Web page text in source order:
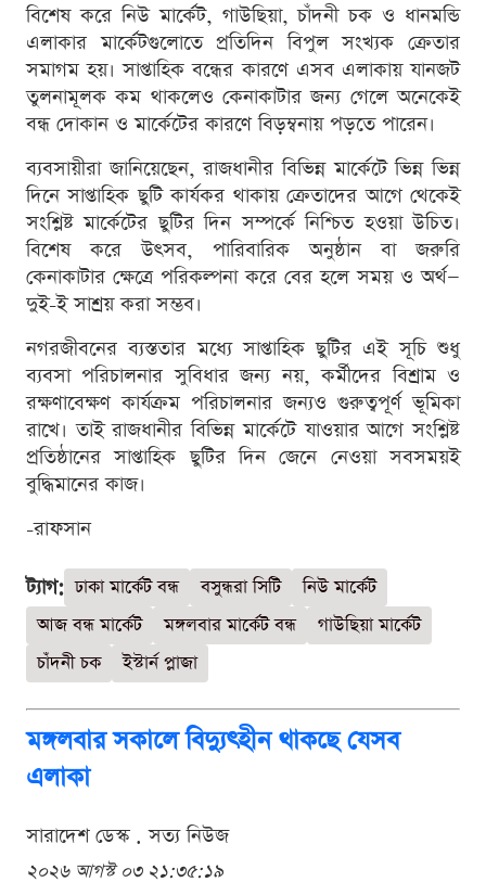
বিশেষ করে নিউ মার্কেট, গাউছিয়া, চাঁদনী চক ও ধানমন্ডি
এলাকার মার্কেটগুলোতে প্রতিদিন বিপুল সংখ্যক ক্রেতার
সমাগম হয়। সাপ্তাহিক বন্ধের কারণে এসব এলাকায় যানজট
তুলনামূলক কম থাকলেও কেনাকাটার জন্য গেলে অনেকেই
বন্ধ দোকান ও মার্কেটের কারণে বিড়ম্বনায় পড়তে পারেন।
ব্যবসায়ীরা জানিয়েছেন, রাজধানীর বিভিন্ন মার্কেটে ভিন্ন ভিন্ন
দিনে সাপ্তাহিক ছুটি কার্যকর থাকায় ক্রেতাদের আগে থেকেই
সংশ্লিষ্ট মার্কেটের ছুটির দিন সম্পর্কে নিশ্চিত হওয়া উচিত।
বিশেষ করে উৎসব, পারিবারিক অনুষ্ঠান বা জরুরি
কেনাকাটার ক্ষেত্রে পরিকল্পনা করে বের হলে সময় ও অর্থ—
দুই-ই সাশ্রয় করা সম্ভব।
নগরজীবনের ব্যস্ততার মধ্যে সাপ্তাহিক ছুটির এই সূচি শুধু
ব্যবসা পরিচালনার সুবিধার জন্য নয়, কর্মীদের বিশ্রাম ও
রক্ষণাবেক্ষণ কার্যক্রম পরিচালনার জন্যও গুরুত্বপূর্ণ ভূমিকা
রাখে। তাই রাজধানীর বিভিন্ন মার্কেটে যাওয়ার আগে সংশ্লিষ্ট
প্রতিষ্ঠানের সাপ্তাহিক ছুটির দিন জেনে নেওয়া সবসময়ই
বুদ্ধিমানের কাজ।
-রাফসান
ট্যাগ: ঢাকা মার্কেট বন্ধ বসুন্ধরা সিটি
নিউ মার্কেট
আজ বন্ধ মার্কেট
মঙ্গলবার মার্কেট বন্ধ
গাউছিয়া মার্কেট
চাঁদনী চক
ইস্টার্ন প্লাজা
মঙ্গলবার সকালে বিদ্যুৎহীন থাকছে যেসব
এলাকা
সারাদেশ ডেস্ক . সত্য নিউজ
২০২৬ আগস্ট ০৩ ২১:৩৫:১৯